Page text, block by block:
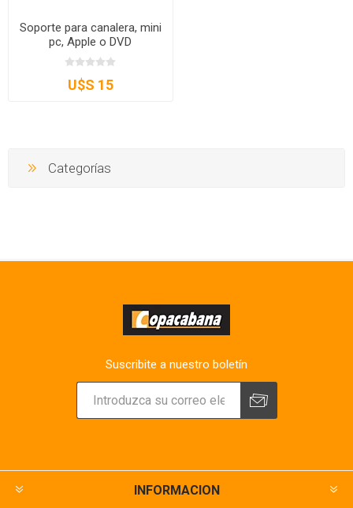
Soporte para canalera, mini
pc, Apple o DVD
U$S 15
Categorías
Suscribite a nuestro boletín
INFORMACION